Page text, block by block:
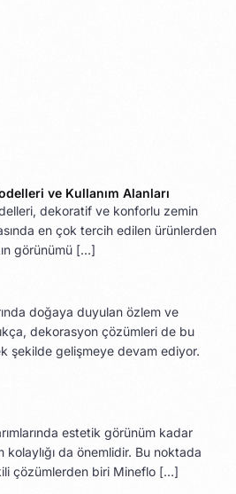
ve Kullanım Alanları
dekoratif ve konforlu zemin
en çok tercih edilen ürünlerden
görünümü […]
doğaya duyulan özlem ve
dekorasyon çözümleri de bu
şekilde gelişmeye devam ediyor.
estetik görünüm kadar
kolaylığı da önemlidir. Bu noktada
çözümlerden biri Mineflo […]